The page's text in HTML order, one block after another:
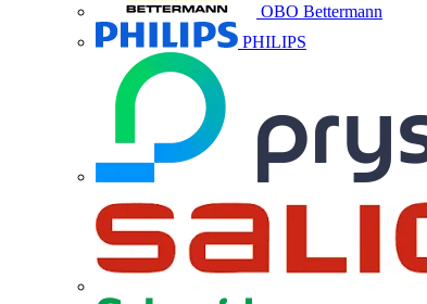
OBO Bettermann
PHILIPS